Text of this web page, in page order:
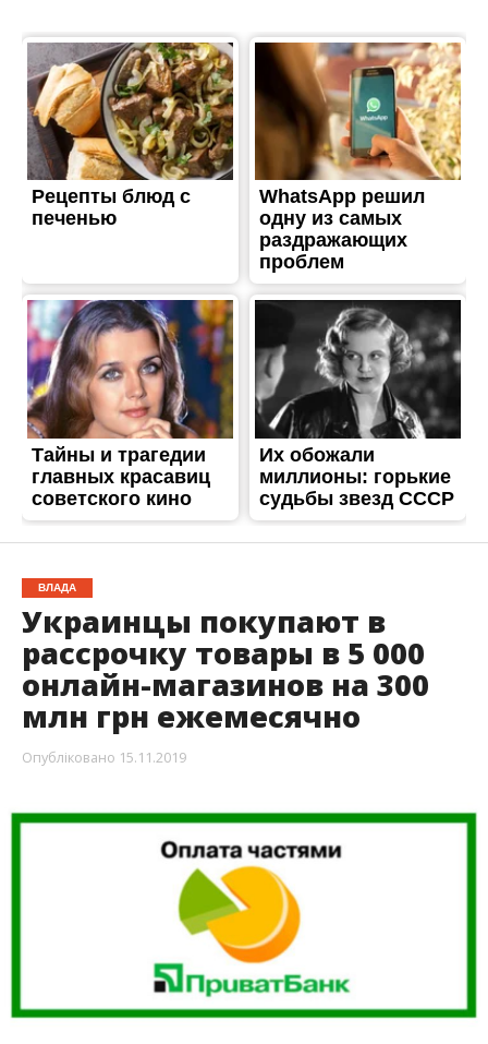
ВЛАДА
Украинцы покупают в
рассрочку товары в 5 000
онлайн-магазинов на 300
млн грн ежемесячно
Опубліковано 15.11.2019
5 000 интернет-магазинов. Об этом сообщили в
ПриватБанке, операторе единственного в
Украине сервиса онлайн-кредитования
«Оплата частями». В течение последних 3
месяцев количество онлайн-площадок,
которые подключились к этой программе,
выросло почти на 1 000. Кстати, ежемесячно
украинцы покупают в рассрочку в Интернете
товаров на более 300 миллионов гривен.